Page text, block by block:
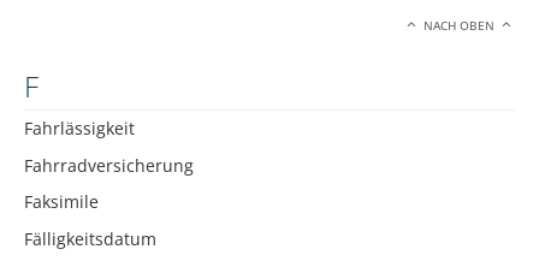
NACH OBEN
F
Fahrlässigkeit
Fahrradversicherung
Faksimile
Fälligkeitsdatum